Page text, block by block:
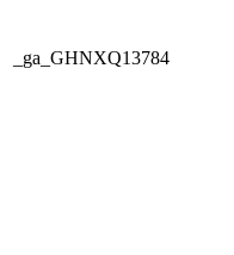
_ga_GHNXQ13784